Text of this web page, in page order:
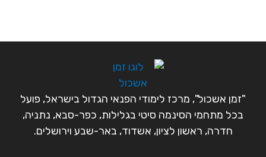
"זמן אשכול", מרכז לימודי הפנאי הגדול בישראל, פועל
בכל מתחמי הסינמה סיטי בגלילות, כפר-סבא, נתניה,
חדרה, ראשון לציון, אשדוד, באר-שבע וירושלים.